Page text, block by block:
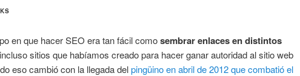
en que hacer SEO era tan fácil comosembrar enlaces en distintos
sitios que habíamos creado para hacer ganar autoridad al sitio web
eso cambió con la llegada delpingüino en abril de 2012 que combatió el